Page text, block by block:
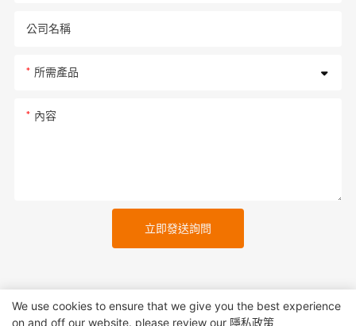
公司名稱
所需產品
內容
立即發送詢問
We use cookies to ensure that we give you the best experience
on and off our website. please review our 隱私政策